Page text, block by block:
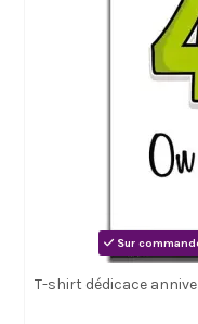
Sur
T-shirt dédicace